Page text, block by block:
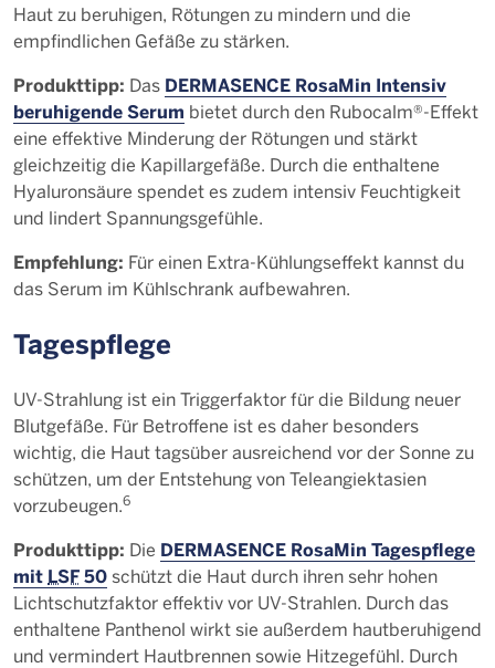
Haut zu beruhigen, Rötungen zu mindern und die
empfindlichen Gefäße zu stärken.
Produkttipp: Das DERMASENCE RosaMin Intensiv
beruhigende Serum bietet durch den Rubocalm®-Effekt
eine effektive Minderung der Rötungen und stärkt
gleichzeitig die Kapillargefäße. Durch die enthaltene
Hyaluronsäure spendet es zudem intensiv Feuchtigkeit
und lindert Spannungsgefühle.
Empfehlung: Für einen Extra-Kühlungseffekt kannst du
das Serum im Kühlschrank aufbewahren.
Tagespflege
UV-Strahlung ist ein Triggerfaktor für die Bildung neuer
Blutgefäße. Für Betroffene ist es daher besonders
wichtig, die Haut tagsüber ausreichend vor der Sonne zu
schützen, um der Entstehung von Teleangiektasien
vorzubeugen.6
Produkttipp: Die DERMASENCE RosaMin Tagespflege
mit LSF50schützt die Haut durch ihren sehr hohen
Lichtschutzfaktor effektiv vor UV-Strahlen. Durch das
enthaltene Panthenol wirkt sie außerdem hautberuhigend
und vermindert Hautbrennen sowie Hitzegefühl. Durch